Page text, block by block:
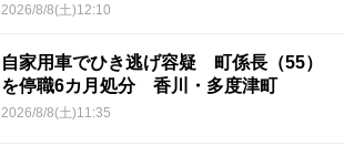
2026/8/8(土)12:10
自家用車でひき逃げ容疑 町係長（55）
を停職6カ月処分 香川・多度津町
2026/8/8(土)11:35